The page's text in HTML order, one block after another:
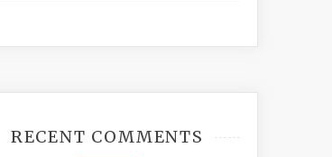
RECENT COMMENTS